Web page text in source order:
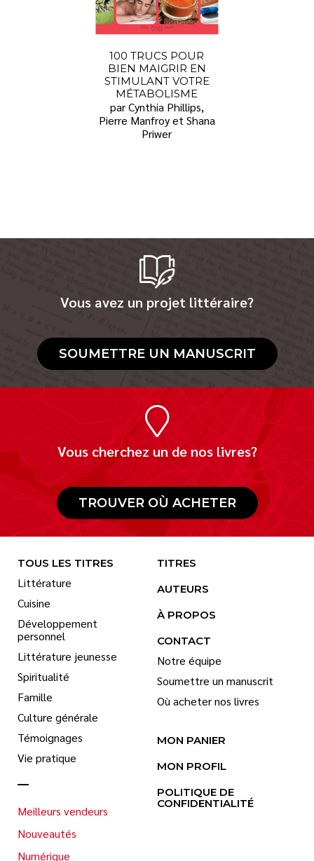
100 TRUCS POUR
BIEN MAIGRIR EN
STIMULANT VOTRE
MÉTABOLISME
par Cynthia Phillips,
Pierre Manfroy et Shana
Priwer
Vous avez un projet littéraire?
SOUMETTRE UN MANUSCRIT
Vous cherchez un de nos livres?
TROUVER OÙ ACHETER
TOUS LES TITRES
Littérature
Cuisine
Développement
personnel
Littérature jeunesse
Spiritualité
Famille
Culture générale
Témoignages
Vie pratique
Meilleurs vendeurs
Nouveautés
Numérique
TITRES
AUTEURS
À PROPOS
CONTACT
Notre équipe
Soumettre un manuscrit
Où acheter nos livres
MON PANIER
MON PROFIL
POLITIQUE DE
CONFIDENTIALITÉ